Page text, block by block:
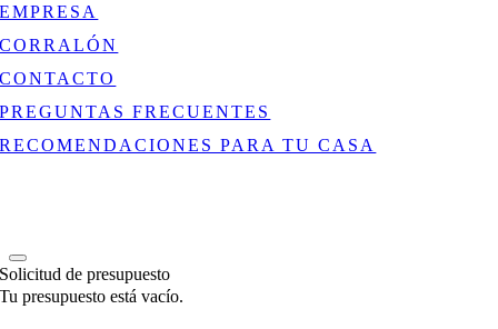
EMPRESA
CORRALÓN
CONTACTO
PREGUNTAS FRECUENTES
RECOMENDACIONES PARA TU CASA
Solicitud de presupuesto
Tu presupuesto está vacío.